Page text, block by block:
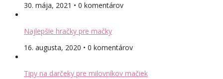
30. mája, 2021 • 0 komentárov
Najlepšie hračky pre mačky
16. augusta, 2020 • 0 komentárov
Tipy na darčeky pre milovníkov mačiek